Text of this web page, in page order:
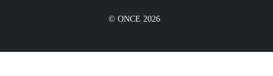
© ONCE 2026